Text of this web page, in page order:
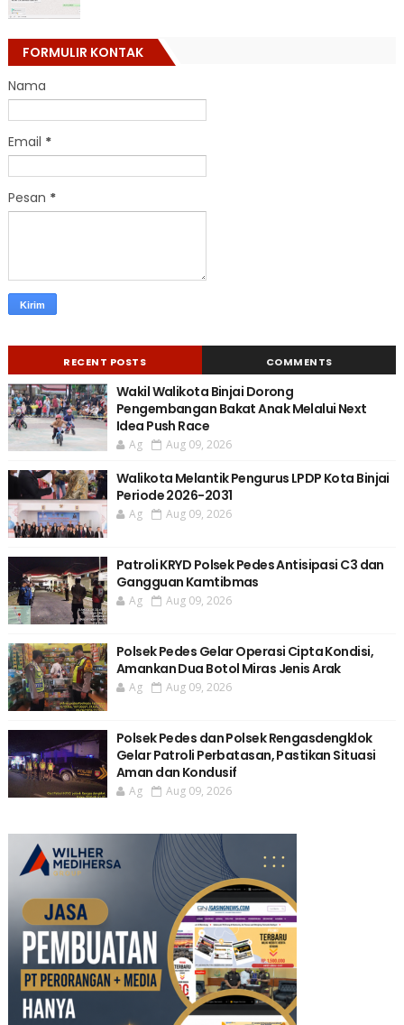
FORMULIR KONTAK
Nama
Email *
Pesan *
RECENT POSTS COMMENTS
Wakil Walikota Binjai Dorong
Pengembangan Bakat Anak Melalui Next
Idea Push Race
Ag Aug 09, 2026
Walikota Melantik Pengurus LPDP Kota Binjai
Periode 2026-2031
Ag Aug 09, 2026
Patroli KRYD Polsek Pedes Antisipasi C3 dan
Gangguan Kamtibmas
Ag Aug 09, 2026
Polsek Pedes Gelar Operasi Cipta Kondisi,
Amankan Dua Botol Miras Jenis Arak
Ag Aug 09, 2026
Polsek Pedes dan Polsek Rengasdengklok
Gelar Patroli Perbatasan, Pastikan Situasi
Aman dan Kondusif
Ag Aug 09, 2026